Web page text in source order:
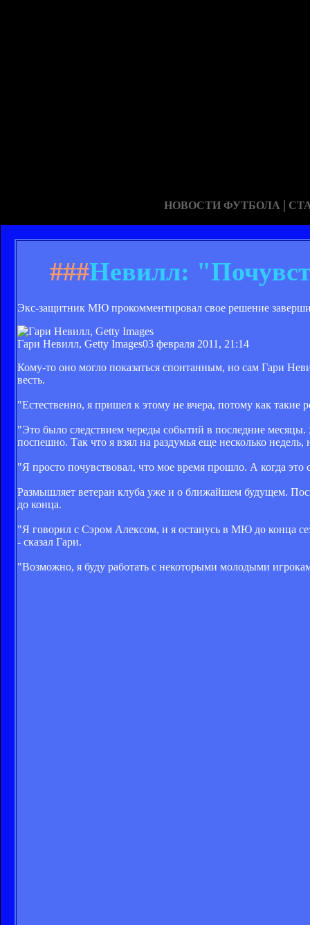
НОВОСТИ ФУТБОЛА |
###Невилл:
Экс-защитник МЮ прокомментировал свое решение
Гари Невилл, Getty Images03 февраля 2011, 21:14
Кому-то оно могло показаться спонтанным, но сам Гари
весть.
"Естественно, я пришел к этому не вчера, потому как
"Это было следствием череды событий в последние
поспешно. Так что я взял на раздумья еще несколько
"Я просто почувствовал, что мое время прошло. А когда это
Размышляет ветеран клуба уже и о ближайшем будущем.
до конца.
"Я говорил с Сэром Алексом, и я останусь в МЮ до конца
- сказал Гари.
"Возможно, я буду работать с некоторыми молодыми